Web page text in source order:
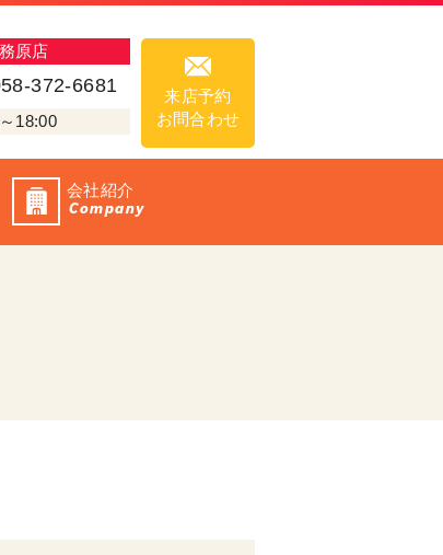
原店
372-6681
18:00
来店予約
お問合わせ
会社紹介
Company